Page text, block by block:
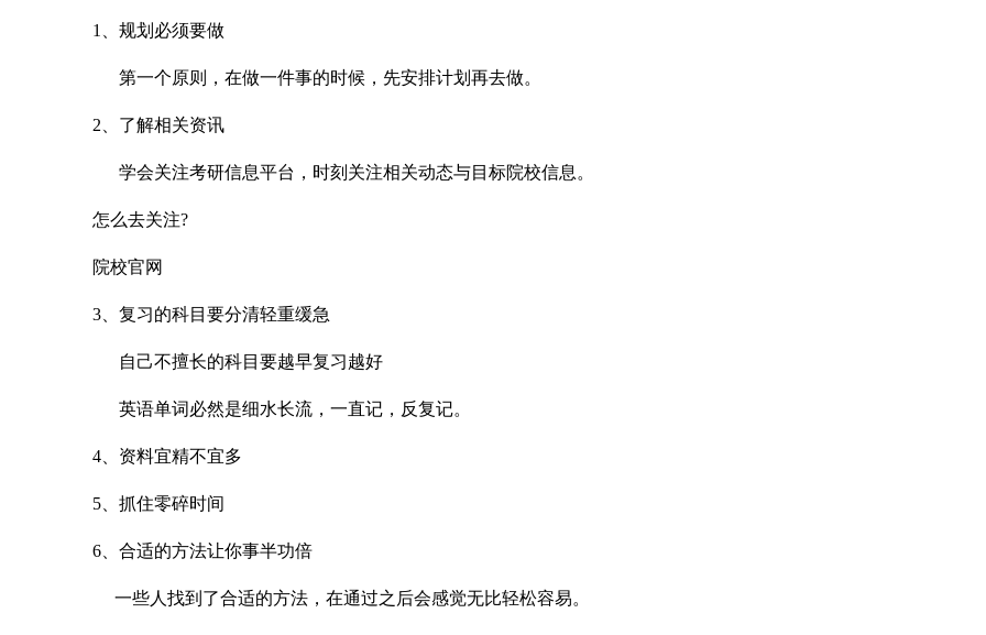
1、规划必须要做
第一个原则，在做一件事的时候，先安排计划再去做。
2、了解相关资讯
学会关注考研信息平台，时刻关注相关动态与目标院校信息。
怎么去关注?
院校官网
3、复习的科目要分清轻重缓急
自己不擅长的科目要越早复习越好
英语单词必然是细水长流，一直记，反复记。
4、资料宜精不宜多
5、抓住零碎时间
6、合适的方法让你事半功倍
一些人找到了合适的方法，在通过之后会感觉无比轻松容易。